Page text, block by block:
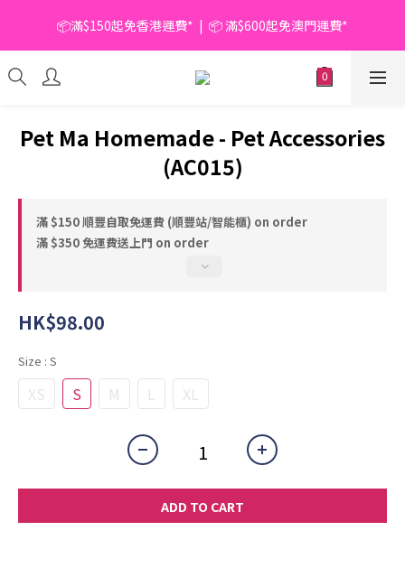
📦滿$150起免香港運費*  |  📦 滿$600起免澳門運費*
📦滿$150起免香港運費*  |  📦 滿$600起免澳門運費*
🥫 罐頭優惠 | 任選* 6件 即減 $6 |  任選* 24件 即減 $30 🥫 (按此了
解更多)
📦滿$150起免香港運費*  |  📦 滿$600起免澳門運費*
Pet Ma Homemade - Pet Accessories
(AC015)
滿 $150 順豐自取免運費 (順豐站/智能櫃) on order
滿 $350 免運費送上門 on order
HK$98.00
Size : S
XS S M L XL
ADD TO CART